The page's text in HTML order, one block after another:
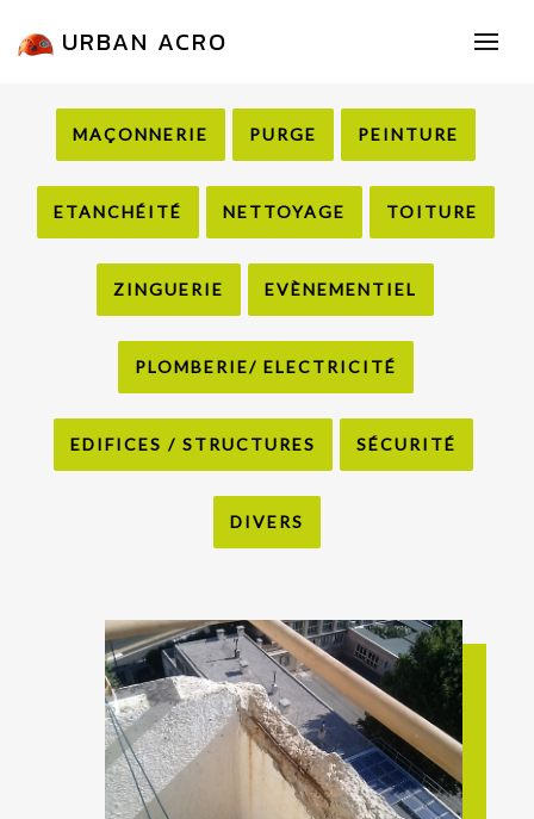
URBAN ACRO
MAÇONNERIE PURGE PEINTURE
ETANCHÉITÉ NETTOYAGE TOITURE
ZINGUERIE EVÈNEMENTIEL
PLOMBERIE/ ELECTRICITÉ
EDIFICES / STRUCTURES SÉCURITÉ
DIVERS